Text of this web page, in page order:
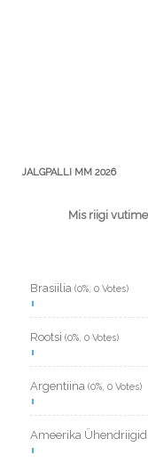
JALGPALLI MM 2026
Mis riigi
Brasiilia (0%, 0 Votes)
Rootsi (0%, 0 Votes)
Argentiina (0%, 0 Votes)
Ameerika Ühendriigid